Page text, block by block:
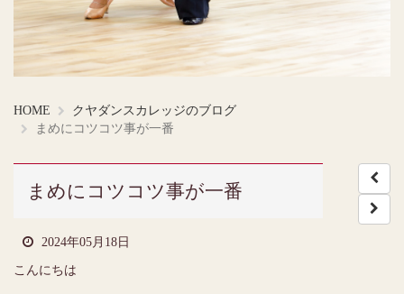
HOME
クヤダンスカレッジのブログ
まめにコツコツ事が一番
まめにコツコツ事が一番
2024年05月18日
こんにちは